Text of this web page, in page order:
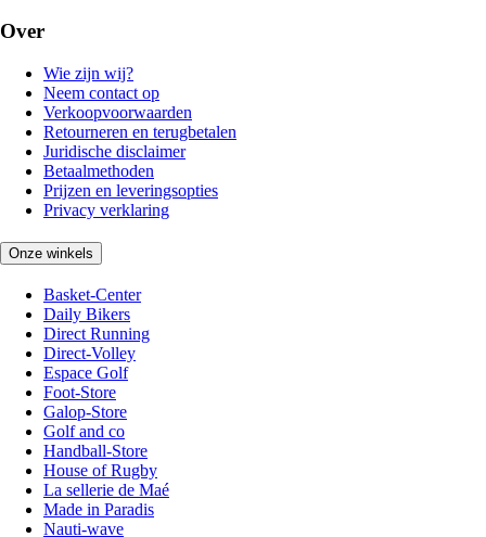
Over
Wie zijn wij?
Neem contact op
Verkoopvoorwaarden
Retourneren en terugbetalen
Juridische disclaimer
Betaalmethoden
Prijzen en leveringsopties
Privacy verklaring
Onze winkels
Basket-Center
Daily Bikers
Direct Running
Direct-Volley
Espace Golf
Foot-Store
Galop-Store
Golf and co
Handball-Store
House of Rugby
La sellerie de Maé
Made in Paradis
Nauti-wave